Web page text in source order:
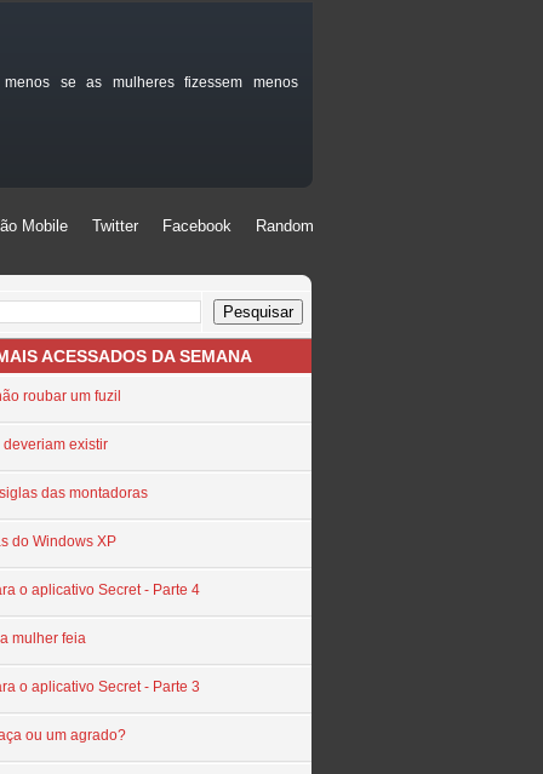
se as mulheres fizessem menos
Mobile
Mobile
Twitter
Twitter
Facebook
Facebook
Random
Random
ACESSADOS DA SEMANA
roubar um fuzil
existir
das montadoras
do Windows XP
o aplicativo Secret - Parte 4
mulher feia
o aplicativo Secret - Parte 3
ou um agrado?